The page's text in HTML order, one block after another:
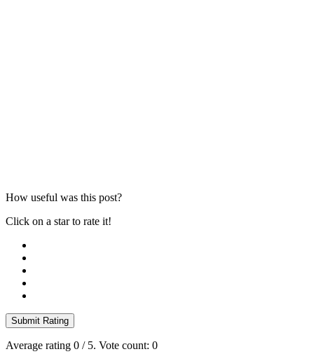
How useful was this post?
Click on a star to rate it!
Submit Rating
Average rating 0 / 5. Vote count: 0